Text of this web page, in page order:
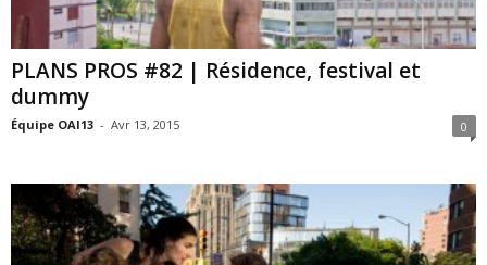
PLANS PROS #82 | Résidence, festival et
dummy
Équipe OAI13 - Avr 13, 2015 0